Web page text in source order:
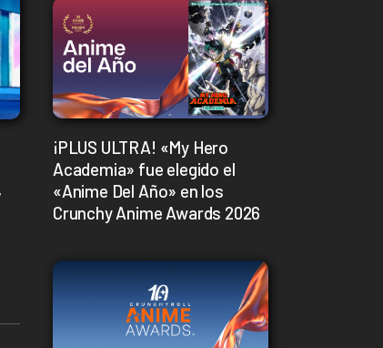
¡PLUS ULTRA! «My Hero
Academia» fue elegido el
«Anime Del Año» en los
Crunchy Anime Awards 2026